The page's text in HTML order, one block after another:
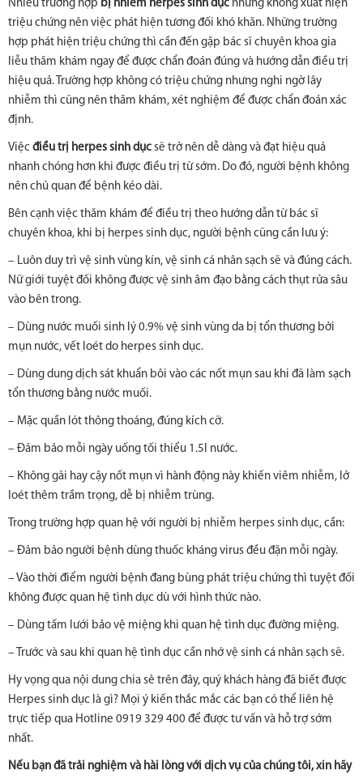
Nhiều trường hợp bị nhiễm herpes sinh dục nhưng không xuất hiện
triệu chứng nên việc phát hiện tương đối khó khăn. Những trường
hợp phát hiện triệu chứng thì cần đến gặp bác sĩ chuyên khoa gia
liễu thăm khám ngay để được chẩn đoán đúng và hướng dẫn điều trị
hiệu quả. Trường hợp không có triệu chứng nhưng nghi ngờ lây
nhiễm thì cũng nên thăm khám, xét nghiệm để được chẩn đoán xác
định.
Việc điều trị herpes sinh dục sẽ trở nên dễ dàng và đạt hiệu quả
nhanh chóng hơn khi được điều trị từ sớm. Do đó, người bệnh không
nên chủ quan để bệnh kéo dài.
Bên cạnh việc thăm khám để điều trị theo hướng dẫn từ bác sĩ
chuyên khoa, khi bị herpes sinh dục, người bệnh cũng cần lưu ý:
– Luôn duy trì vệ sinh vùng kín, vệ sinh cá nhân sạch sẽ và đúng cách.
Nữ giới tuyệt đối không được vệ sinh âm đạo bằng cách thụt rửa sâu
vào bên trong.
– Dùng nước muối sinh lý 0.9% vệ sinh vùng da bị tổn thương bởi
mụn nước, vết loét do herpes sinh dục.
– Dùng dung dịch sát khuẩn bôi vào các nốt mụn sau khi đã làm sạch
tổn thương bằng nước muối.
– Mặc quần lót thông thoáng, đúng kích cỡ.
– Đảm bảo mỗi ngày uống tối thiểu 1.5l nước.
– Không gãi hay cậy nốt mụn vì hành động này khiến viêm nhiễm, lở
loét thêm trầm trọng, dễ bị nhiễm trùng.
Trong trường hợp quan hệ với người bị nhiễm herpes sinh dục, cần:
– Đảm bảo người bệnh dùng thuốc kháng virus đều đặn mỗi ngày.
– Vào thời điểm người bệnh đang bùng phát triệu chứng thì tuyệt đối
không được quan hệ tình dục dù với hình thức nào.
– Dùng tấm lưới bảo vệ miệng khi quan hệ tình dục đường miệng.
– Trước và sau khi quan hệ tình dục cần nhớ vệ sinh cá nhân sạch sẽ.
Hy vọng qua nội dung chia sẻ trên đây, quý khách hàng đã biết được
Herpes sinh dục là gì? Mọi ý kiến thắc mắc các bạn có thể liên hệ
trực tiếp qua Hotline 0919 329 400 để được tư vấn và hỗ trợ sớm
nhất.
Nếu bạn đã trải nghiệm và hài lòng với dịch vụ của chúng tôi, xin hãy